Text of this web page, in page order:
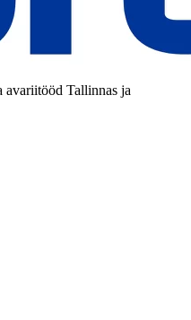
avariitööd Tallinnas ja